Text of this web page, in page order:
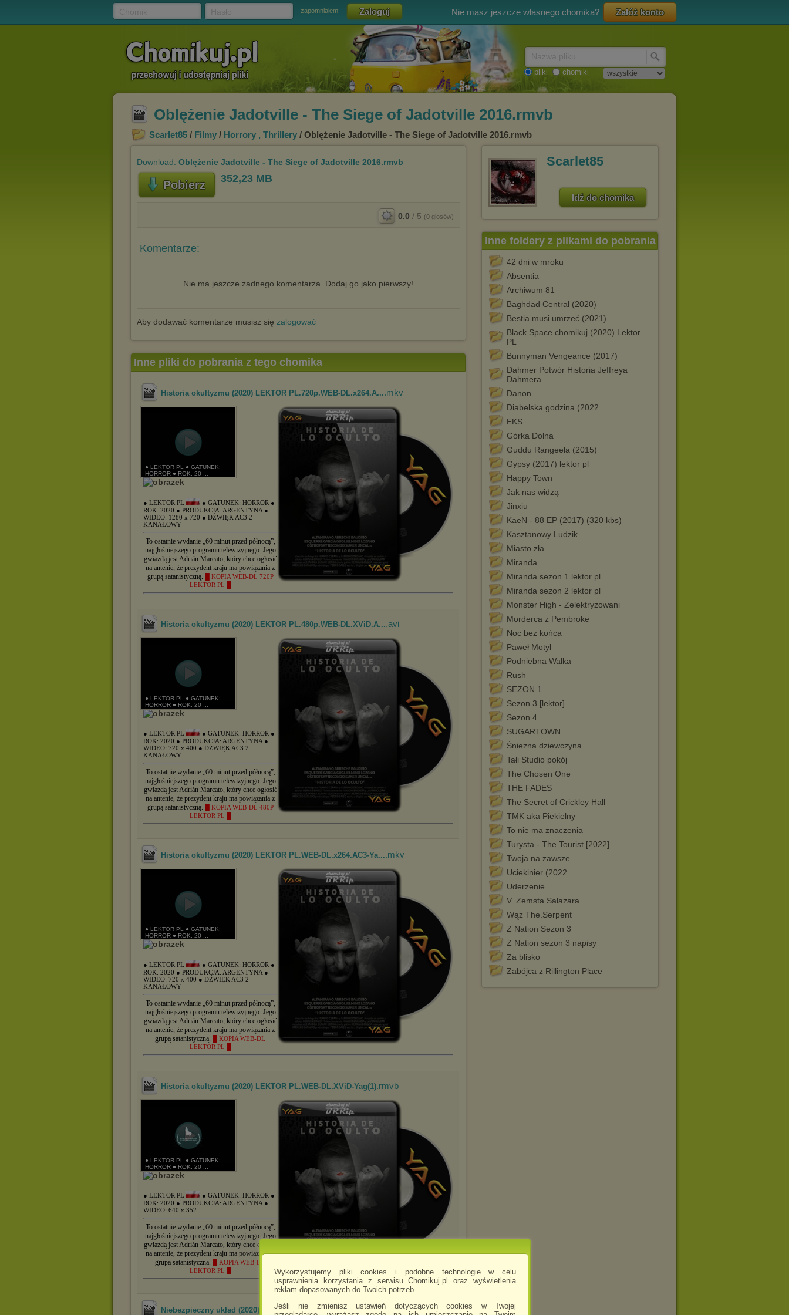
Wykorzystujemy pliki cookies i podobne technologie w celu
usprawnienia korzystania z serwisu Chomikuj.pl oraz wyświetlenia
reklam dopasowanych do Twoich potrzeb.
Jeśli nie zmienisz ustawień dotyczących cookies w Twojej
zapomniałem Nie masz jeszcze własnego chomika? Załóż konto
pliki chomiki
Oblężenie Jadotville - The Siege of Jadotville 2016.rmvb
Scarlet85 / Filmy / Horrory , Thrillery / Oblężenie Jadotville - The Siege of Jadotville 2016.rmvb
Download: Oblężenie Jadotville - The Siege of Jadotville 2016.rmvb
Pobierz 352,23 MB
0.0 / 5 (0 głosów)
Komentarze:
Nie ma jeszcze żadnego komentarza. Dodaj go jako pierwszy!
Aby dodawać komentarze musisz się zalogować
Scarlet85
Idź do chomika
Inne foldery z plikami do pobrania
42 dni w mroku
Absentia
Archiwum 81
Baghdad Central (2020)
Bestia musi umrzeć (2021)
Black Space chomikuj (2020) Lektor
PL
Bunnyman Vengeance (2017)
Dahmer Potwór Historia Jeffreya
Dahmera
Danon
Diabelska godzina (2022
EKS
Górka Dolna
Guddu Rangeela (2015)
Gypsy (2017) lektor pl
Happy Town
Jak nas widzą
Jinxiu
KaeN - 88 EP (2017) (320 kbs)
Kasztanowy Ludzik
Miasto zła
Miranda
Miranda sezon 1 lektor pl
Miranda sezon 2 lektor pl
Monster High - Zelektryzowani
Morderca z Pembroke
Noc bez końca
Paweł Motyl
Podniebna Walka
Rush
SEZON 1
Sezon 3 [lektor]
Sezon 4
SUGARTOWN
Śnieżna dziewczyna
Tałi Studio pokój
The Chosen One
THE FADES
The Secret of Crickley Hall
TMK aka Piekielny
To nie ma znaczenia
Turysta - The Tourist [2022]
Twoja na zawsze
Uciekinier (2022
Uderzenie
V. Zemsta Salazara
Wąż The.Serpent
Z Nation Sezon 3
Z Nation sezon 3 napisy
Za blisko
Zabójca z Rillington Place
Inne pliki do pobrania z tego chomika
Historia okultyzmu (2020) LEKTOR PL.720p.WEB-DL.x264.A....mkv
● LEKTOR PL ● GATUNEK:
HORROR ● ROK: 20 ...
● LEKTOR PL ● GATUNEK: HORROR ●
ROK: 2020 ● PRODUKCJA: ARGENTYNA ●
WIDEO: 1280 x 720 ● DŹWIĘK AC3 2
KANAŁOWY
To ostatnie wydanie „60 minut przed północą”,
najgłośniejszego programu telewizyjnego. Jego
gwiazdą jest Adrián Marcato, który chce ogłosić
na antenie, że prezydent kraju ma powiązania z
grupą satanistyczną.
█ KOPIA WEB-DL 720P
LEKTOR PL █
Historia okultyzmu (2020) LEKTOR PL.480p.WEB-DL.XViD.A....avi
● LEKTOR PL ● GATUNEK:
HORROR ● ROK: 20 ...
● LEKTOR PL ● GATUNEK: HORROR ●
ROK: 2020 ● PRODUKCJA: ARGENTYNA ●
WIDEO: 720 x 400 ● DŹWIĘK AC3 2
KANAŁOWY
To ostatnie wydanie „60 minut przed północą”,
najgłośniejszego programu telewizyjnego. Jego
gwiazdą jest Adrián Marcato, który chce ogłosić
na antenie, że prezydent kraju ma powiązania z
grupą satanistyczną.
█ KOPIA WEB-DL 480P
LEKTOR PL █
Historia okultyzmu (2020) LEKTOR PL.WEB-DL.x264.AC3-Ya....mkv
● LEKTOR PL ● GATUNEK:
HORROR ● ROK: 20 ...
● LEKTOR PL ● GATUNEK: HORROR ●
ROK: 2020 ● PRODUKCJA: ARGENTYNA ●
WIDEO: 720 x 400 ● DŹWIĘK AC3 2
KANAŁOWY
To ostatnie wydanie „60 minut przed północą”,
najgłośniejszego programu telewizyjnego. Jego
gwiazdą jest Adrián Marcato, który chce ogłosić
na antenie, że prezydent kraju ma powiązania z
grupą satanistyczną.
█ KOPIA WEB-DL
LEKTOR PL █
Historia okultyzmu (2020) LEKTOR PL.WEB-DL.XViD-Yag(1).rmvb
● LEKTOR PL ● GATUNEK:
HORROR ● ROK: 20 ...
● LEKTOR PL ● GATUNEK: HORROR ●
ROK: 2020 ● PRODUKCJA: ARGENTYNA ●
WIDEO: 640 x 352
To ostatnie wydanie „60 minut przed północą”,
najgłośniejszego programu telewizyjnego. Jego
gwiazdą jest Adrián Marcato, który chce ogłosić
na antenie, że prezydent kraju ma powiązania z
grupą satanistyczną.
█ KOPIA WEB-DL
LEKTOR PL █
Niebezpieczny układ (2020) LEKTOR PL.720p.AMZN.WEB-DL.... .mkv